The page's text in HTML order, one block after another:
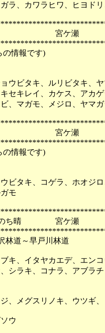
、カワラヒワ、ヒヨドリ
日) 曇 宮ケ瀬
の情報です)
ウビタキ、ルリビタキ、
キレイ、カケス、アカゲ
マガモ、メジロ、ヤマガ
日) 曇 宮ケ瀬
の情報です)
ビタキ、コゲラ、ホオジ
モ
曇のち晴 宮ケ瀬
林道～早戸川林道
キ、イタヤカエデ、エン
キ、コナラ、アブラチ
、メグスリノキ、ウツギ
ウ